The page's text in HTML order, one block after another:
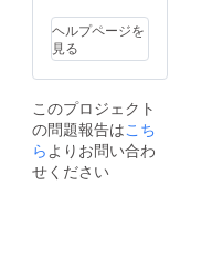
ヘルプページを
見る
このプロジェクト
の問題報告はこち
ら よりお問い合わ
せください